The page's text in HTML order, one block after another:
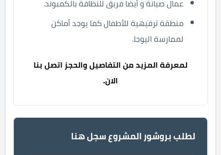
عمال صيانة و أيضا فريق للنظافة بالكمبوند.
منطقة ترفيهية للأطفال كما يوجد أماكن
لممارسة اليوجا.
لمعرفة المزيد من التفاصيل والحجز اتصل بنا
الان.
لطلب بروشور المشروع سجل هنا